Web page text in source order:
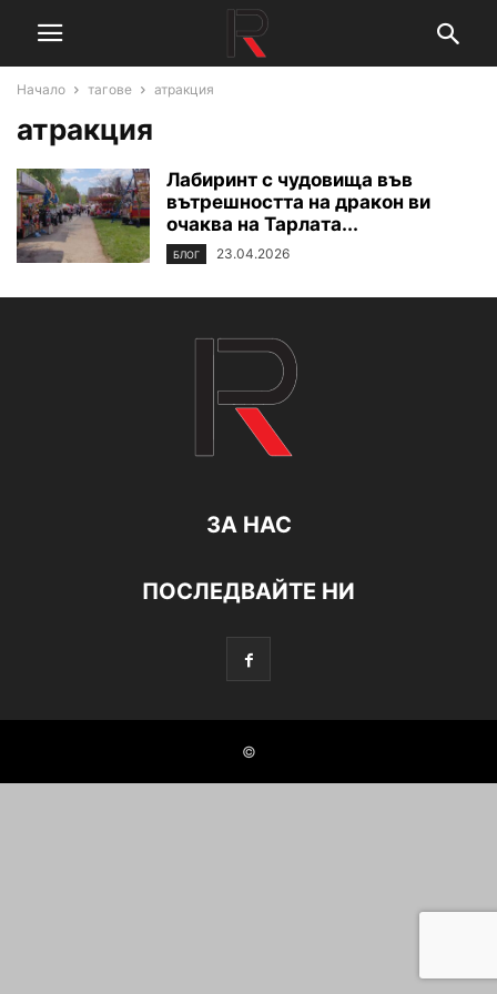
Начало тагове атракция
атракция
Лабиринт с чудовища във
вътрешността на дракон ви
очаква на Тарлата...
БЛОГ 23.04.2026
ЗА НАС
ПОСЛЕДВАЙТЕ НИ
©